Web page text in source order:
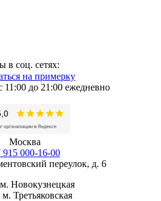
в соц. сетях:
на примерку
до 21:00 ежедневно
Москва
915 000-16-00
переулок, д. 6
м. Новокузнецкая
м. Третьяковская